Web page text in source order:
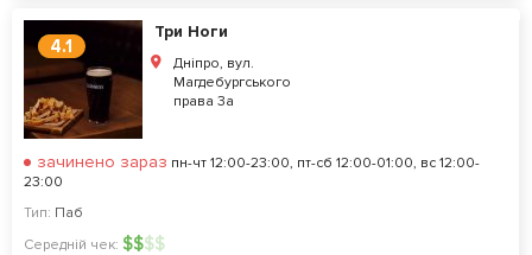
4.1
Три Ноги
Дніпро, вул.
Магдебургського
права 3а
зачинено зараз пн-чт 12:00-23:00, пт-сб 12:00-01:00, вс 12:00-
23:00
Тип: Паб
Середній чек: $$$$